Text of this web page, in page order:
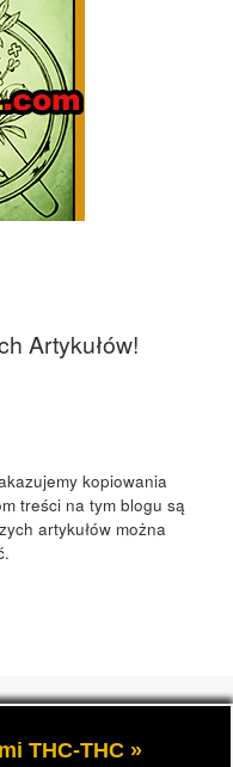
Artykułów!
kopiowania
treści na tym blogu są
artykułów można
czyli cannabis blog,
THC-THC »